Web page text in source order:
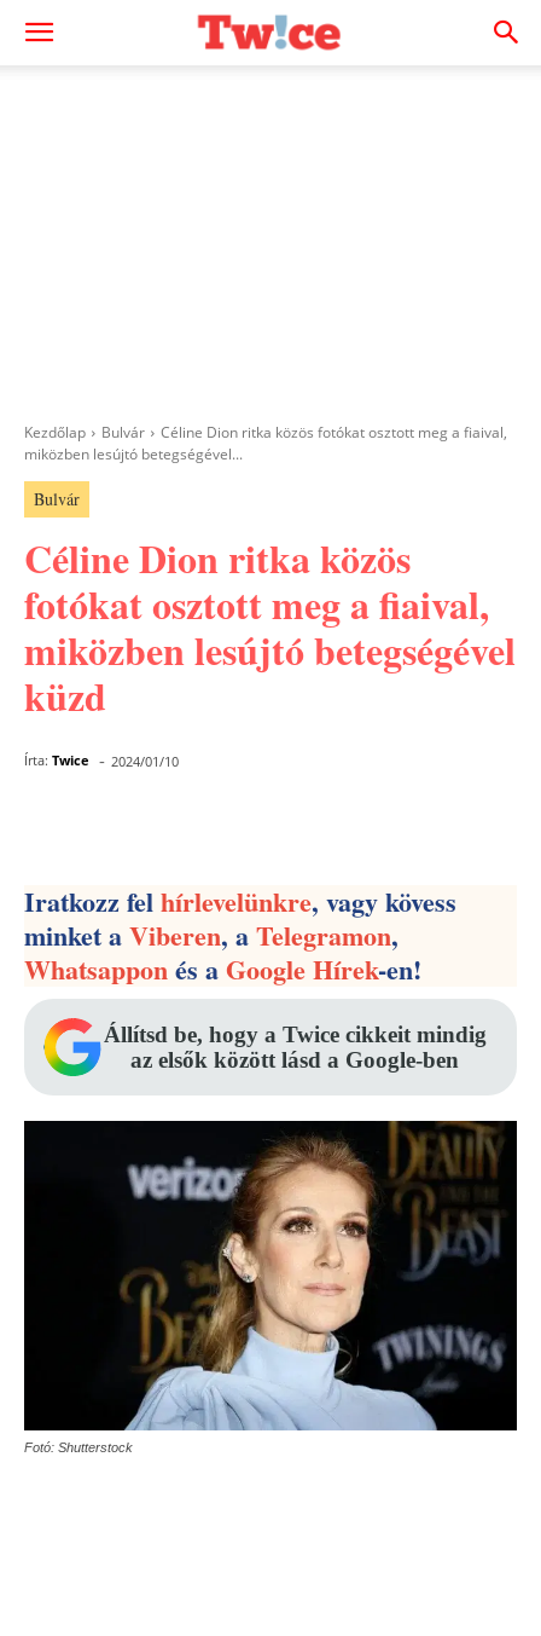
Kezdőlap Bulvár
Céline Dion ritka közös fotókat osztott meg a fiaival,
miközben lesújtó betegségével...
Bulvár
Céline Dion ritka közös
fotókat osztott meg a fiaival,
miközben lesújtó betegségével
küzd
Írta: Twice - 2024/01/10
Iratkozz felhírlevelünkre, vagy kövess
minket aViberen, aTelegramon,
Whatsapponés aGoogle Hírek-en!
Állítsd be, hogy a Twice cikkeit mindig
az elsők között lásd a Google-ben
Fotó: Shutterstock